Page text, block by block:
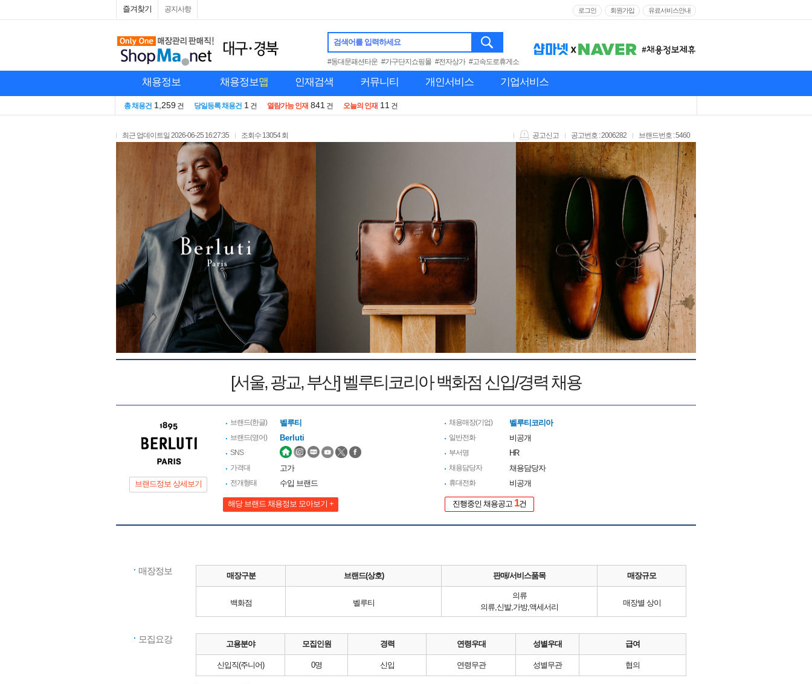
즐겨찾기 공지사항 로그인 회원가입 유료서비스안내
검색어를 입력하세요
#동대문패션타운 #가구단지쇼핑몰 #전자상가 #고속도로휴게소
채용정보 채용정보맵 인재검색 커뮤니티 개인서비스 기업서비스
총 채용건 1,259 건 당일등록 채용건 1 건 열람가능 인재 841 건 오늘의 인재 11 건
최근 업데이트일 2026-06-25 16:27:35 조회수 13054 회 브랜드번호 : 5460
공고번호 : 2006282
공고신고
[서울, 광교, 부산] 벨루티코리아 백화점 신입/경력 채용
브랜드정보 상세보기
브랜드(한글) 벨루티
브랜드(영어) Berluti
SNS
가격대
고가
전개형태 수입 브랜드
해당 브랜드 채용정보 모아보기 +
채용매장(기업) 벨루티코리아
일반전화 비공개
부서명 HR
채용담당자 채용담당자
휴대전화 비공개
진행중인 채용공고 1건
매장정보 매장구분 브랜드(상호) 판매/서비스품목 매장규모
백화점 벨루티
의류
의류,신발,가방,액세서리
매장별 상이
모집요강 고용분야 모집인원 경력 연령우대 성별우대 급여
신입직(주니어) 0명 신입 연령무관 성별무관 협의